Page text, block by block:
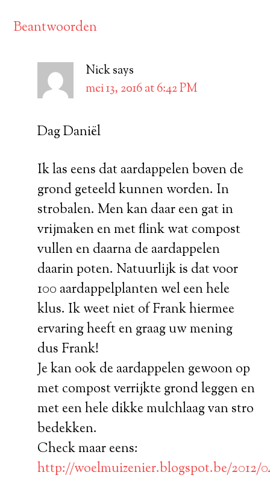
Beantwoorden
Nicksays
mei 13, 2016 at 6:42 PM
Dag Daniël
Ik las eens dat aardappelen boven de
grond geteeld kunnen worden. In
strobalen. Men kan daar een gat in
vrijmaken en met flink wat compost
vullen en daarna de aardappelen
daarin poten. Natuurlijk is dat voor
100 aardappelplanten wel een hele
klus. Ik weet niet of Frank hiermee
ervaring heeft en graag uw mening
dus Frank!
Je kan ook de aardappelen gewoon op
met compost verrijkte grond leggen en
met een hele dikke mulchlaag van stro
bedekken.
Check maar eens:
http://woelmuizenier.blogspot.be/2012/